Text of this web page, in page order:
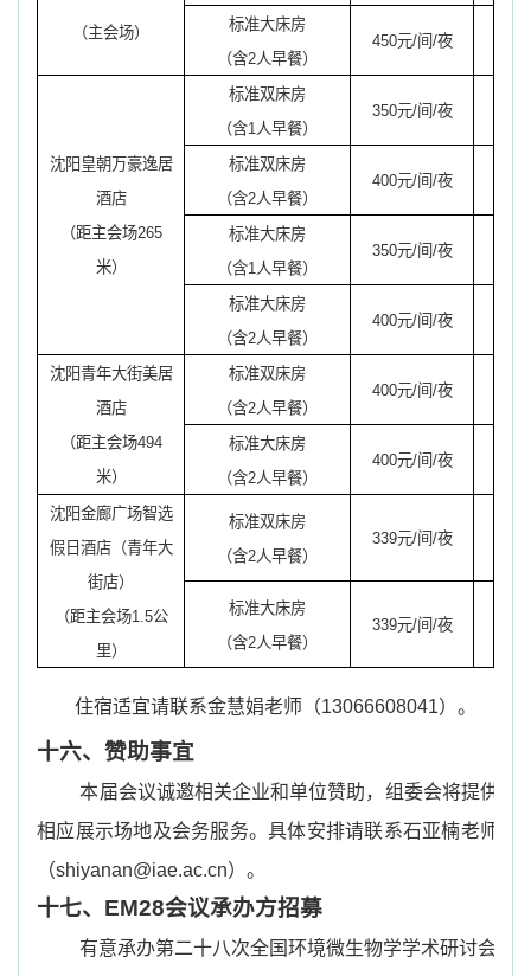
（主会场）
标准大床房
（含2人早餐）
450元/间 /夜
沈阳皇朝万豪逸居
酒店
（距主会场265
米）
标准双床房
（含1人早餐）
350元/间 /夜
标准双床房
（含2人早餐）
400元/间 /夜
标准大床房
（含1人早餐）
350元/间 /夜
标准大床房
（含2人早餐）
400元/间 /夜
沈阳青年大街美居
酒店
（距主会场494
米）
标准双床房
（含2人早餐）
400元/间 /夜
标准大床房
（含2人早餐）
400元/间 /夜
沈阳金廊广场智选
假日酒店（青年大
街店）
（距主会场1.5公
里）
标准双床房
（含2人早餐）
339元/间 /夜
标准大床房
（含2人早餐）
339元/间 /夜
住宿适宜请联系金慧娟老师（13066608041）。
十六、赞助事宜
本届会议诚邀相关企业和单位赞助，组委会将提供
相应展示场地及会务服务。具体安排请联系石亚楠老师
（shiyanan@iae.ac.cn）。
十七、 EM28会议承办方招募
有意承办第二十八次全国环境微生物学学术研讨会（